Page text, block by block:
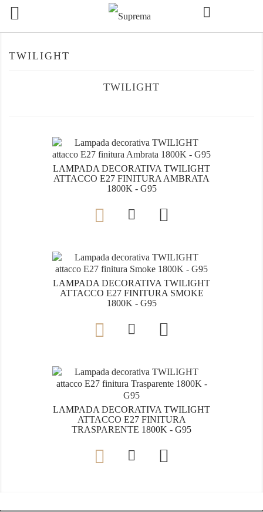

TWILIGHT
TWILIGHT
LAMPADA DECORATIVA TWILIGHT
ATTACCO E27 FINITURA AMBRATA
1800K - G95

LAMPADA DECORATIVA TWILIGHT
ATTACCO E27 FINITURA SMOKE
1800K - G95

LAMPADA DECORATIVA TWILIGHT
ATTACCO E27 FINITURA
TRASPARENTE 1800K - G95
